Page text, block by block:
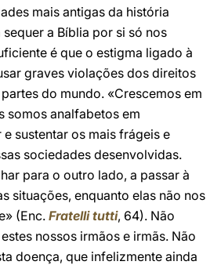
mais antigas da história
sequer a Bíblia por si só nos
é que o estigma ligado à
graves violações dos direitos
do mundo. «Crescemos em
somos analfabetos em
sustentar os mais frágeis e
sociedades desenvolvidas.
para o outro lado, a passar à
situações, enquanto elas não nos
(Enc. Fratelli tutti, 64). Não
nossos irmãos e irmãs. Não
doença, que infelizmente ainda